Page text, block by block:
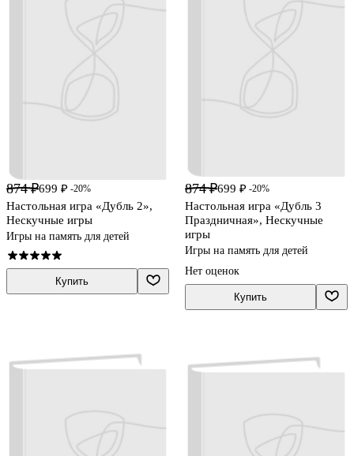
874 ₽699 ₽ -20%
Настольная игра «Дубль 2»,
Нескучные игры
Игры на память для детей
Купить
874 ₽699 ₽ -20%
Настольная игра «Дубль 3
Праздничная», Нескучные
игры
Игры на память для детей
Нет оценок
Купить